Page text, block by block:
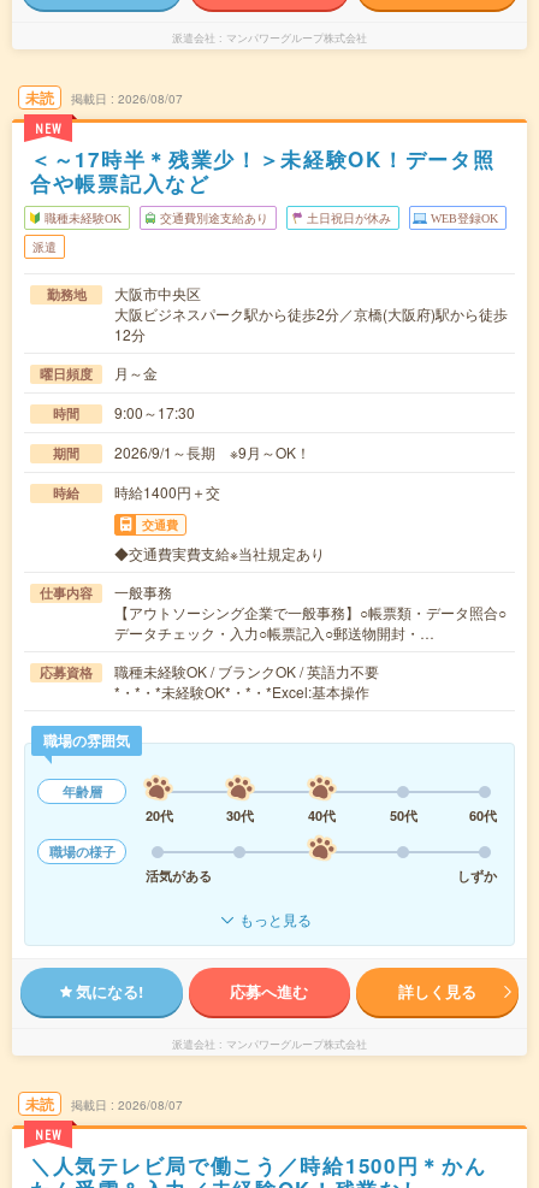
派遣会社 マンパワーグループ株式会社
未読
NEW
掲載日 2026/08/07
＜～17時半＊残業少！＞未経験OK！データ照
合や帳票記入など
職種未経験OK 交通費別途支給あり 土日祝日が休み WEB登録OK
派遣
勤務地
大阪市中央区
大阪ビジネスパーク駅から徒歩2分／京橋(大阪府)駅から徒歩
12分
曜日頻度 月～金
時間 9:00～17:30
期間 2026/9/1～長期 ※9月～OK！
時給 時給1400円＋交
交通費
◆交通費実費支給※当社規定あり
仕事内容
一般事務
【アウトソーシング企業で一般事務】○帳票類・データ照合○
データチェック・入力○帳票記入○郵送物開封・…
応募資格
職種未経験OK / ブランクOK / 英語力不要
*・*・*未経験OK*・*・*Excel:基本操作
職場の雰囲気
年齢層
20代
30代 40代 50代
60代
職場の様子
活気がある
しずか
もっと見る
気になる! 応募へ進む 詳しく見る
派遣会社 マンパワーグループ株式会社
未読
NEW
掲載日 2026/08/07
＼人気テレビ局で働こう／時給1500円＊かん